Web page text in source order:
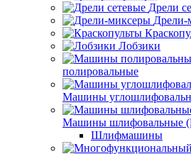
Дрели
Дрели-
Лобзики
полировальные
Машины
Машины
Шлифмашины